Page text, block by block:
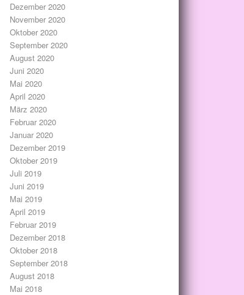
Dezember 2020
November 2020
Oktober 2020
September 2020
August 2020
Juni 2020
Mai 2020
April 2020
März 2020
Februar 2020
Januar 2020
Dezember 2019
Oktober 2019
Juli 2019
Juni 2019
Mai 2019
April 2019
Februar 2019
Dezember 2018
Oktober 2018
September 2018
August 2018
Mai 2018